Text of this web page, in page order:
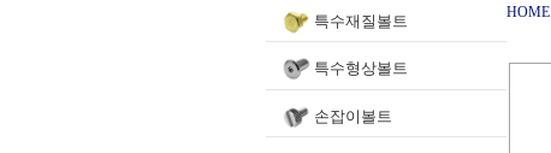
특수재질볼트
특수형상볼트
손잡이볼트
HOME